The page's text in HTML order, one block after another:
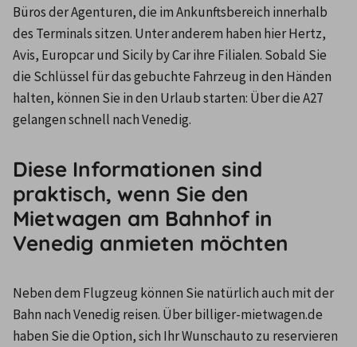
Büros der Agenturen, die im Ankunftsbereich innerhalb
des Terminals sitzen. Unter anderem haben hier Hertz,
Avis, Europcar und Sicily by Car ihre Filialen. Sobald Sie
die Schlüssel für das gebuchte Fahrzeug in den Händen
halten, können Sie in den Urlaub starten: Über die A27
gelangen schnell nach Venedig.
Diese Informationen sind
praktisch, wenn Sie den
Mietwagen am Bahnhof in
Venedig anmieten möchten
Neben dem Flugzeug können Sie natürlich auch mit der
Bahn nach Venedig reisen. Über billiger-mietwagen.de
haben Sie die Option, sich Ihr Wunschauto zu reservieren